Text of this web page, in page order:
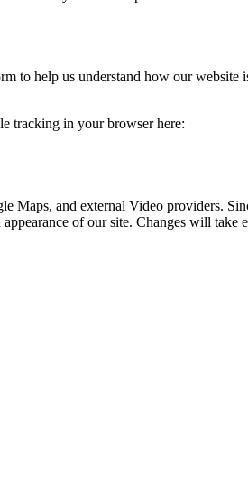
to help us understand how our
tracking in your browser here:
Maps, and external Video providers.
of our site. Changes will take